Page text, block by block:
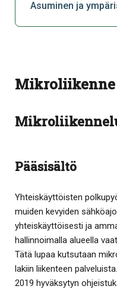
Asuminen ja
Mikroliikenne
Pääsisältö
Yhteiskäyttöisten
muiden kevyiden
yhteiskäyttöisesti ja
hallinnoimalla alueella
Tätä lupaa kutsutaan
lakiin liikenteen
2019 hyväksytyn